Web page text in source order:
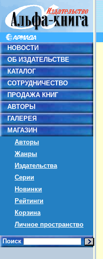
НОВОСТИ
ОБ ИЗДАТЕЛЬСТВЕ
КАТАЛОГ
СОТРУДНИЧЕСТВО
ПРОДАЖА КНИГ
АВТОРЫ
ГАЛЕРЕЯ
МАГАЗИН
Авторы
Жанры
Издательства
Серии
Новинки
Рейтинги
Корзина
Личное пространство
Поиск